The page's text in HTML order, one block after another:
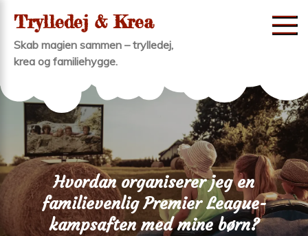
content
Trylledej & Krea
Skab magien sammen – trylledej,
krea og familiehygge.
Hvordan organiserer jeg en
familievenlig Premier League-
kampsaften med mine børn?